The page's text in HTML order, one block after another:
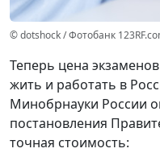
© dotshock / Фотобанк
Теперь цена
жить и работать в
Минобрнауки России
постановления
точная стоимость: